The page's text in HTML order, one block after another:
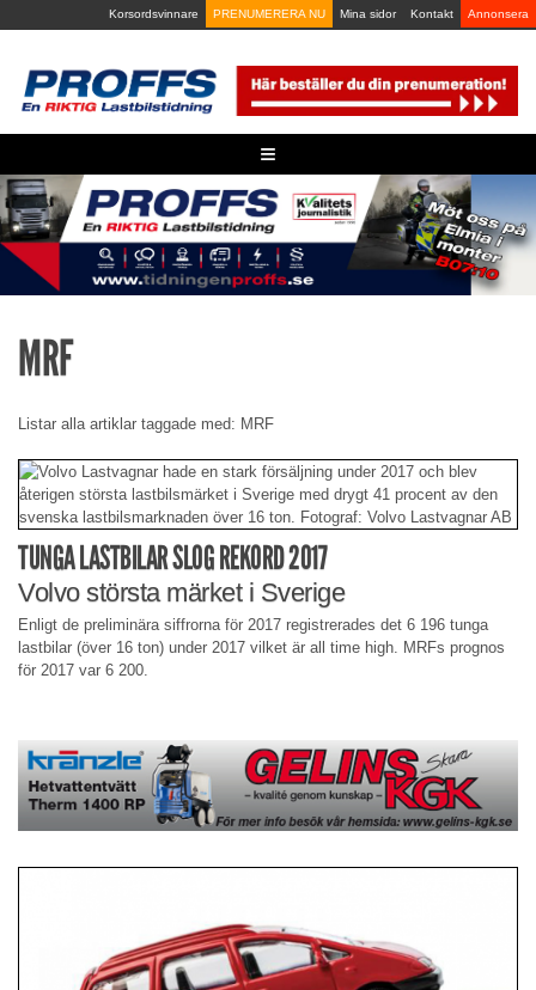
to
Korsordsvinnare PRENUMERERA NU Mina sidor Kontakt Annonsera
≡
MRF
Listar alla artiklar taggade med: MRF
TUNGA LASTBILAR SLOG REKORD 2017
Volvo största märket i Sverige
Enligt de preliminära siffrorna för 2017 registrerades det 6 196 tunga
lastbilar (över 16 ton) under 2017 vilket är all time high. MRFs prognos
för 2017 var 6 200.